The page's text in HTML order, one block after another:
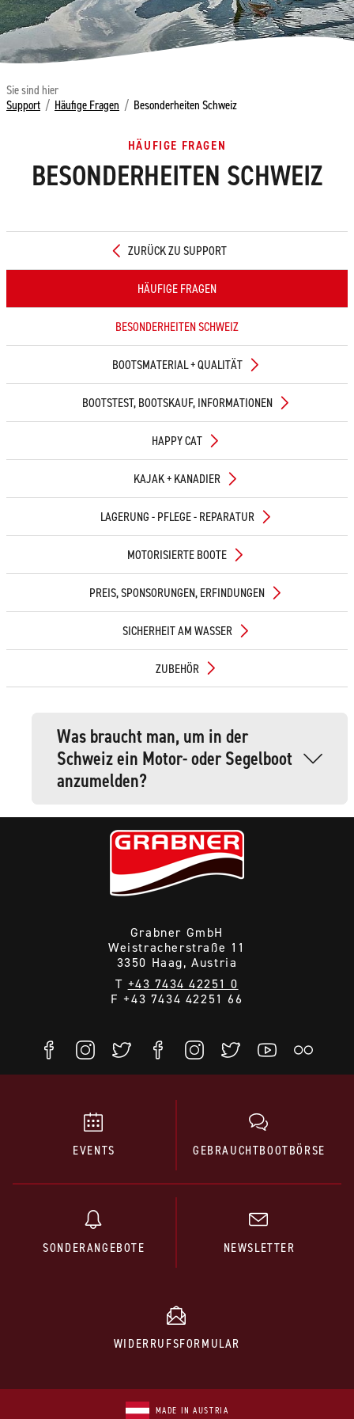
Sie sind hier
Support / Häufige Fragen / Besonderheiten Schweiz
HÄUFIGE FRAGEN
BESONDERHEITEN SCHWEIZ
ZURÜCK ZU SUPPORT
HÄUFIGE FRAGEN
BESONDERHEITEN SCHWEIZ
BOOTSMATERIAL + QUALITÄT
BOOTSTEST, BOOTSKAUF, INFORMATIONEN
HAPPY CAT
KAJAK + KANADIER
LAGERUNG - PFLEGE - REPARATUR
MOTORISIERTE BOOTE
PREIS, SPONSORUNGEN, ERFINDUNGEN
SICHERHEIT AM WASSER
ZUBEHÖR
Was braucht man, um in der
Schweiz ein Motor- oder Segelboot
anzumelden?
dass für alle Boote, die mit Motor oder Segel
angetrieben werden können, beim jeweiligen
kantonalen Schiffahrtsamt angemeldet werden
beim Eignerhandbuch dabei ist) und einen
Verzollungsnachweis. Bei Versandbestellungen
bekommen Sie den Verzollungsnachweis
automatisch von unserer Spedition zugeschickt,
bei Eigenimport müssen Sie sich den
Verzollungsnachweis an der Grenze besorgen.
Grabner GmbH
Weistracherstraße 11
3350 Haag, Austria
T +43 7434 42251 0
F +43 7434 42251 66
EVENTS GEBRAUCHTBOOTBÖRSE
SONDERANGEBOTE NEWSLETTER
WIDERRUFSFORMULAR
MADE IN AUSTRIA